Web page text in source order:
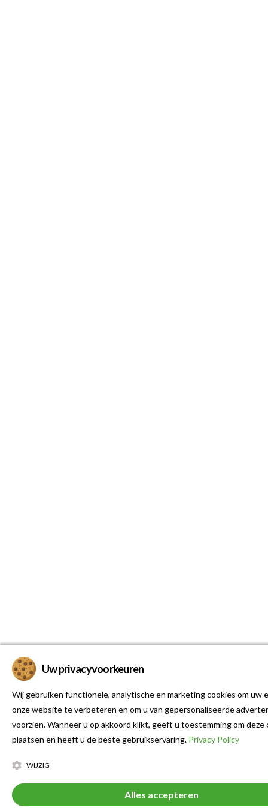
Uw privacyvoorkeuren
Wij gebruiken functionele, analytische en marketing cookies om uw
onze website te verbeteren en om u van gepersonaliseerde
voorzien. Wanneer u op akkoord klikt, geeft u toestemming om deze
plaatsen en heeft u de beste gebruikservaring. Privacy Policy
WIJZIG
Alles accepteren